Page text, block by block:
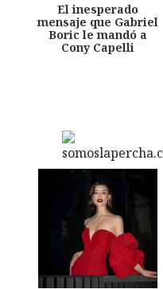
El inesperado
mensaje que Gabriel
Boric le mandó a
Cony Capelli